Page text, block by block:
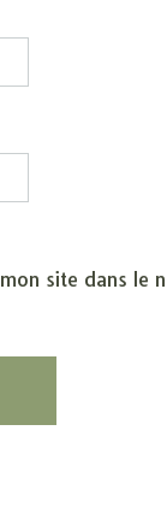
site dans le